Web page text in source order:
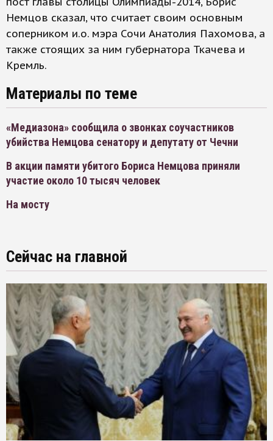
Немцов сказал, что считает своим основным
соперником и.о. мэра Сочи Анатолия Пахомова, а
также стоящих за ним губернатора Ткачева и
Кремль.
Материалы по теме
«Медиазона» сообщила о звонках соучастников
убийства Немцова сенатору и депутату от Чечни
В акции памяти убитого Бориса Немцова приняли
участие около 10 тысяч человек
На мосту
Сейчас на главной